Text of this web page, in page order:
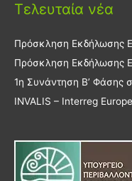
Τελευταία νέα
Πρόσκληση Εκδήλωσης
Πρόσκληση Εκδήλωσης
1η Συνάντηση Β’ Φάσης
INVALIS – Interreg Europe